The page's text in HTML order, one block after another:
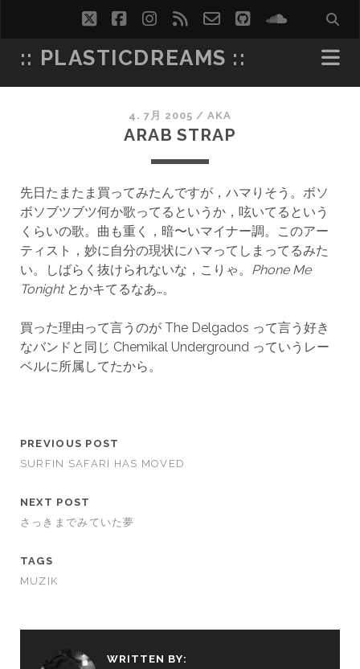
twitterfacebookinstagram
rss email-
form
github
:: PLASTICDREAMS ::
4. 7月 2005 /AKA
ARAB STRAP
先日たまたま買ってみたんですが，ハマりそう。ボソ
ボソブツブツ何か歌ってるというか，呟いてるという
くらいの歌。曲も重く，暗〜いマイナー調。このアー
ティスト，妙に自分の現状にハマってしまってるみた
い。しばらく抜けられないな，こりゃ。 Phone Me
Tonightとかキてるなあ…。
買った理由って言うのが The Delgados って言う好き
なバンドと同じ Chemikal Underground っていうレー
ベルに所属してたから。
PREVIOUS POST
SURFIN SAFARI HAS MOVED
NEXT POST
さっきまでみていた夢
TAGS
MUZIK
WRITTEN BY: